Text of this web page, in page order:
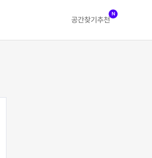
공간찾기 추천
N